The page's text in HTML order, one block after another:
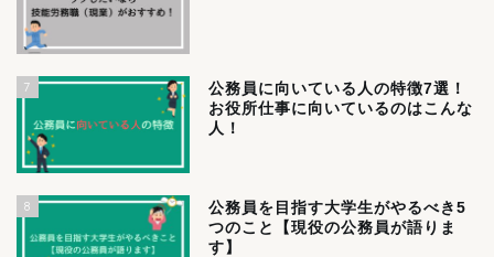
7
公務員に向いている人の特徴7選！
お役所仕事に向いているのはこんな
人！
8
公務員を目指す大学生がやるべき5
つのこと【現役の公務員が語りま
す】